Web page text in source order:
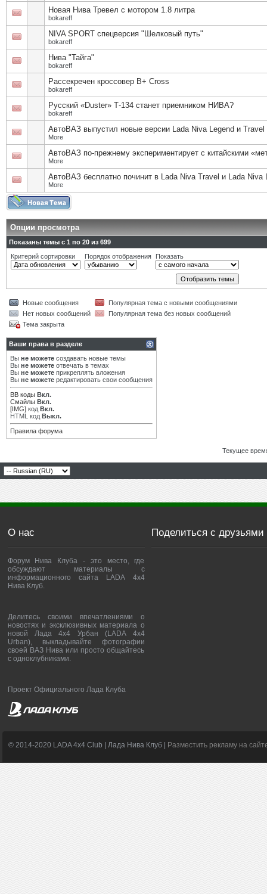
Новая Нива Тревел с мотором 1.8 литра
bokareff
NIVA SPORT спецверсия "Шелковый путь"
bokareff
Нива "Тайга"
bokareff
Рассекречен кроссовер В+ Cross
bokareff
Русский «Duster» Т-134 станет приемником НИВА?
bokareff
АвтоВАЗ выпустил новые версии Lada Niva Legend и Travel
More
АвтоВАЗ по-прежнему экспериментирует с китайскими
More
АвтоВАЗ бесплатно починит в Lada Niva Travel и Lada Niva
More
Опции просмотра
Показаны темы с 1 по 20 из 699
Критерий сортировки
Порядок отображения Показать
Новые сообщения
Популярная тема с новыми сообщениями
Нет новых сообщений
Популярная тема без новых сообщений
Тема закрыта
Ваши права в разделе
Вы не можете создавать новые темы
Вы не можете отвечать в темах
Вы не можете прикреплять вложения
Вы не можете редактировать свои сообщения
BB коды Вкл.
Смайлы Вкл.
[IMG] код Вкл.
HTML код Выкл.
Правила форума
Текущее
О нас
Форум Нива Клуба - это место, где
обсуждают материалы с
информационного сайта LADA 4x4
Нива Клуб.
Делитесь своими впечатлениями о
новостях и эксклюзивных материала о
новой Лада 4х4 Урбан (LADA 4x4
Urban), выкладывайте фотографии
своей ВАЗ Нива или просто общайтесь
с одноклубниками.
Проект Официального Лада Клуба
Поделиться с друзьями
© 2014-2020 LADA 4x4 Club | Лада Нива Клуб | Разместить рекламу на